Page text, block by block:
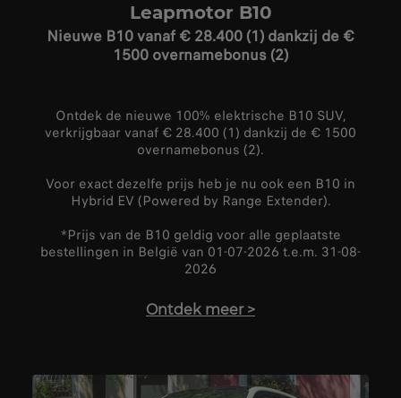
Leapmotor B10
Nieuwe B10 vanaf € 28.400 (1) dankzij de €
1500 overnamebonus (2)
Ontdek de nieuwe 100% elektrische B10 SUV,
verkrijgbaar vanaf € 28.400 (1) dankzij de € 1500
overnamebonus (2).
Voor exact dezelfe prijs heb je nu ook een B10 in
Hybrid EV (Powered by Range Extender).
*Prijs van de B10 geldig voor alle geplaatste
bestellingen in België van 01-07-2026 t.e.m. 31-08-
2026
Ontdek meer>